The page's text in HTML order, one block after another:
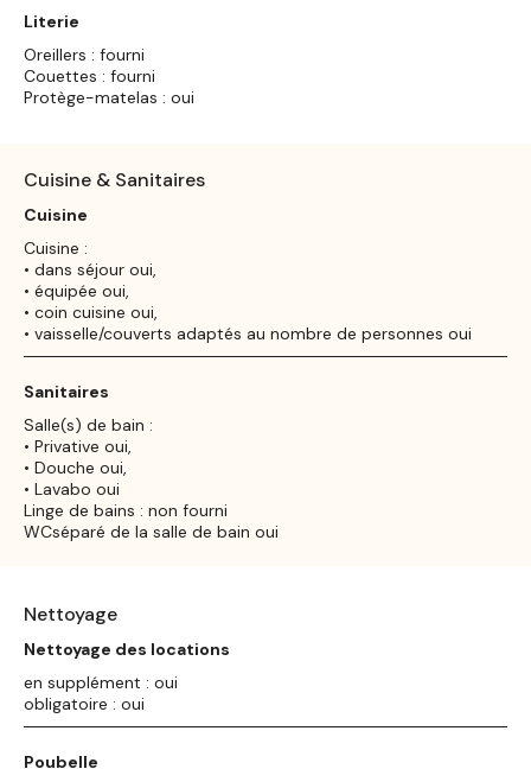
Literie
Oreillers : fourni
Couettes : fourni
Protège-matelas : oui
Cuisine & Sanitaires
Cuisine
Cuisine :
• dans séjour oui,
• équipée oui,
• coin cuisine oui,
• vaisselle/couverts adaptés au nombre de personnes oui
Sanitaires
Salle(s) de bain :
• Privative oui,
• Douche oui,
• Lavabo oui
Linge de bains : non fourni
WCséparé de la salle de bain oui
Nettoyage
Nettoyage des locations
en supplément : oui
obligatoire : oui
Poubelle